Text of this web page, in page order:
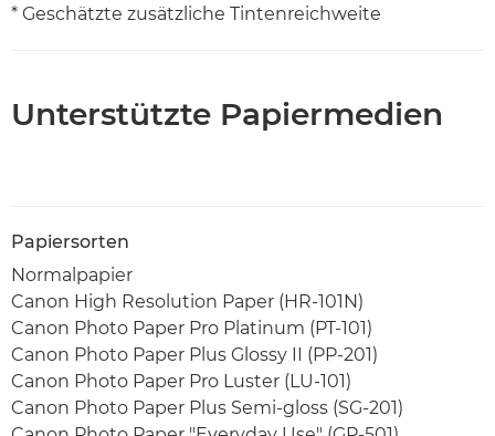
* Geschätzte zusätzliche Tintenreichweite
Unterstützte Papiermedien
Papiersorten
Normalpapier
Canon High Resolution Paper (HR-101N)
Canon Photo Paper Pro Platinum (PT-101)
Canon Photo Paper Plus Glossy II (PP-201)
Canon Photo Paper Pro Luster (LU-101)
Canon Photo Paper Plus Semi-gloss (SG-201)